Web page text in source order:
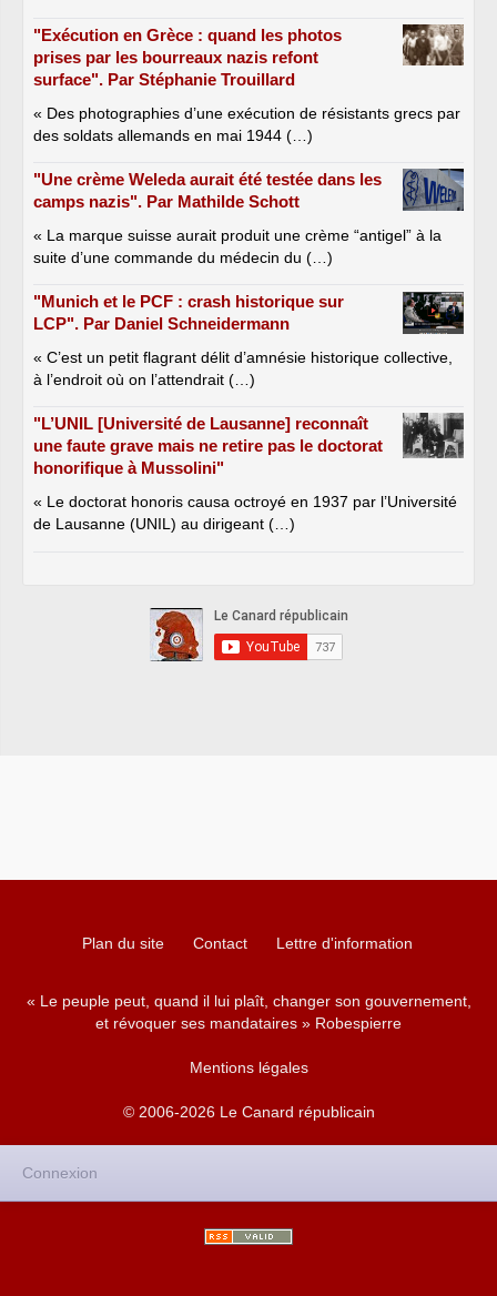
"Exécution en Grèce : quand les photos
prises par les bourreaux nazis refont
surface". Par Stéphanie Trouillard
« Des photographies d’une exécution de résistants grecs par
des soldats allemands en mai 1944 (…)
"Une crème Weleda aurait été testée dans les
camps nazis". Par Mathilde Schott
« La marque suisse aurait produit une crème “antigel” à la
suite d’une commande du médecin du (…)
"Munich et le PCF : crash historique sur
LCP". Par Daniel Schneidermann
« C’est un petit flagrant délit d’amnésie historique collective,
à l’endroit où on l’attendrait (…)
"L’UNIL [Université de Lausanne] reconnaît
une faute grave mais ne retire pas le doctorat
honorifique à Mussolini"
« Le doctorat honoris causa octroyé en 1937 par l’Université
de Lausanne (UNIL) au dirigeant (…)
Plan du site Contact Lettre d'information
« Le peuple peut, quand il lui plaît, changer son gouvernement,
et révoquer ses mandataires » Robespierre
Mentions légales
© 2006-2026 Le Canard républicain
Connexion